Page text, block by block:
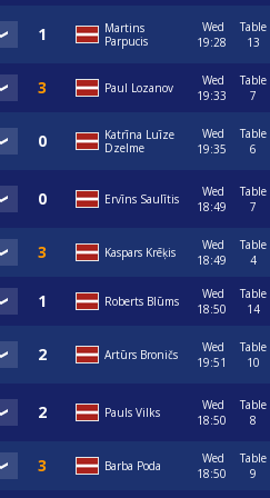
Martins
Parpucis
Wed
19:28
Table
13
Paul Lozanov
Wed
19:33
Table
7
Katrīna Luīze
Dzelme
Wed
19:35
Table
6
Ervīns Saulītis
Wed
18:49
Table
7
Kaspars Krēķis
Wed
18:49
Table
4
Roberts Blūms
Wed
18:50
Table
14
Artūrs Broničs
Wed
19:51
Table
10
Pauls Vilks
Wed
18:50
Table
8
Barba Poda
Wed
18:50
Table
9